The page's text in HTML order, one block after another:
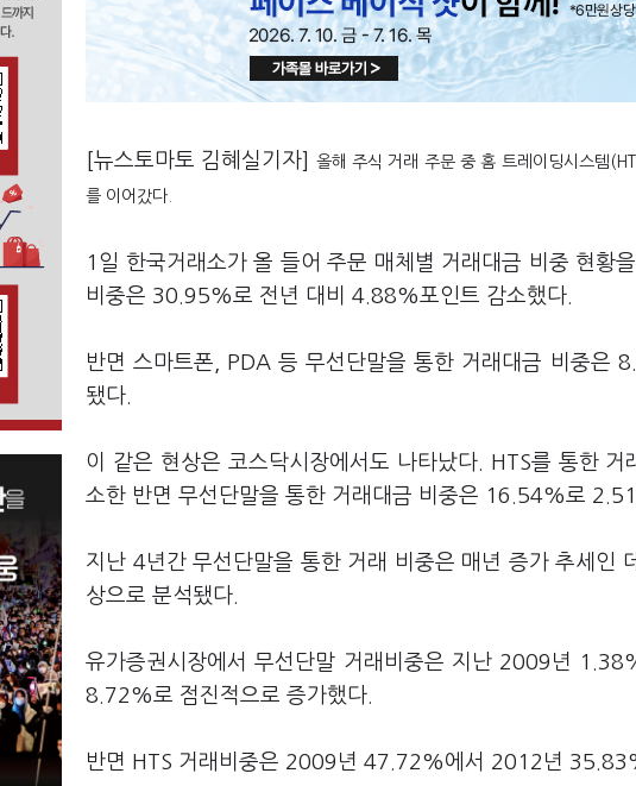
[뉴스토마토 김혜실기자] 올해 주식 거래 주문 중 홈 트레이딩시스템
를 이어갔다.
1일 한국거래소가 올 들어 주문 매체별 거래대금 비중 현황
비중은 30.95%로 전년 대비 4.88%포인트 감소했다.
반면 스마트폰, PDA 등 무선단말을 통한 거래대금 비중은
됐다.
이 같은 현상은 코스닥시장에서도 나타났다. HTS를 통한
소한 반면 무선단말을 통한 거래대금 비중은 16.54%로
지난 4년간 무선단말을 통한 거래 비중은 매년 증가 추세인
상으로 분석됐다.
유가증권시장에서 무선단말 거래비중은 지난 2009년
8.72%로 점진적으로 증가했다.
반면 HTS 거래비중은 2009년 47.72%에서 2012년